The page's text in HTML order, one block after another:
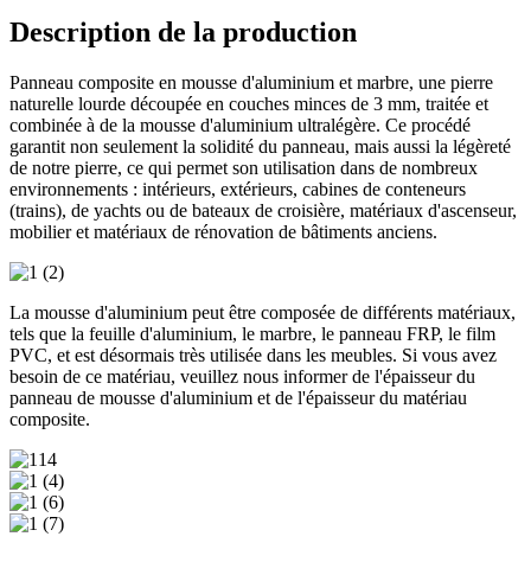
Description de la production
Panneau composite en mousse d'aluminium et marbre, une pierre
naturelle lourde découpée en couches minces de 3 mm, traitée et
combinée à de la mousse d'aluminium ultralégère. Ce procédé
garantit non seulement la solidité du panneau, mais aussi la légèreté
de notre pierre, ce qui permet son utilisation dans de nombreux
environnements : intérieurs, extérieurs, cabines de conteneurs
(trains), de yachts ou de bateaux de croisière, matériaux d'ascenseur,
mobilier et matériaux de rénovation de bâtiments anciens.
La mousse d'aluminium peut être composée de différents matériaux,
tels que la feuille d'aluminium, le marbre, le panneau FRP, le film
PVC, et est désormais très utilisée dans les meubles. Si vous avez
besoin de ce matériau, veuillez nous informer de l'épaisseur du
panneau de mousse d'aluminium et de l'épaisseur du matériau
composite.